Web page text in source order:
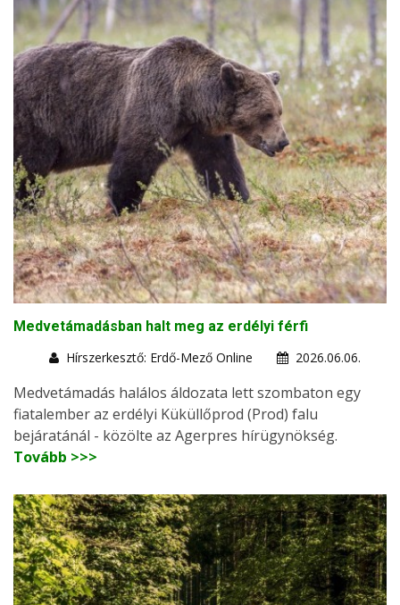
Medvetámadásban halt meg az erdélyi férfi
Hírszerkesztő: Erdő-Mező Online
2026.06.06.
Medvetámadás halálos áldozata lett szombaton egy
fiatalember az erdélyi Küküllőprod (Prod) falu
bejáratánál - közölte az Agerpres hírügynökség.
Tovább >>>